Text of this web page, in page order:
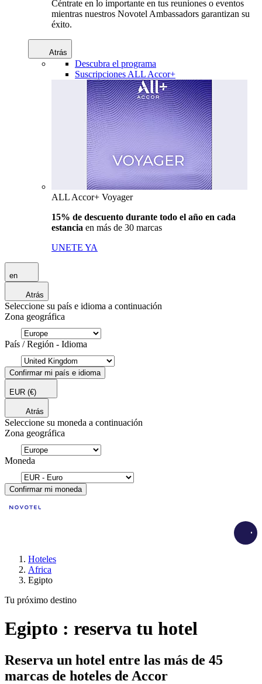
Céntrate en lo importante en tus reuniones o eventos
mientras nuestros Novotel Ambassadors garantizan su
éxito.
Atrás
Descubra el programa
Suscripciones ALL Accor+
ALL Accor+ Voyager
15% de descuento durante todo el año en cada
estancia en más de 30 marcas
UNETE YA
en
Atrás
Seleccione su país e idioma a continuación
Zona geográfica
País / Región - Idioma
Confirmar mi país e idioma
EUR (€)
Atrás
Seleccione su moneda a continuación
Zona geográfica
Moneda
Confirmar mi moneda
Hoteles
Africa
Egipto
Tu próximo destino
Egipto : reserva tu hotel
Reserva un hotel entre las más de 45
marcas de hoteles de Accor